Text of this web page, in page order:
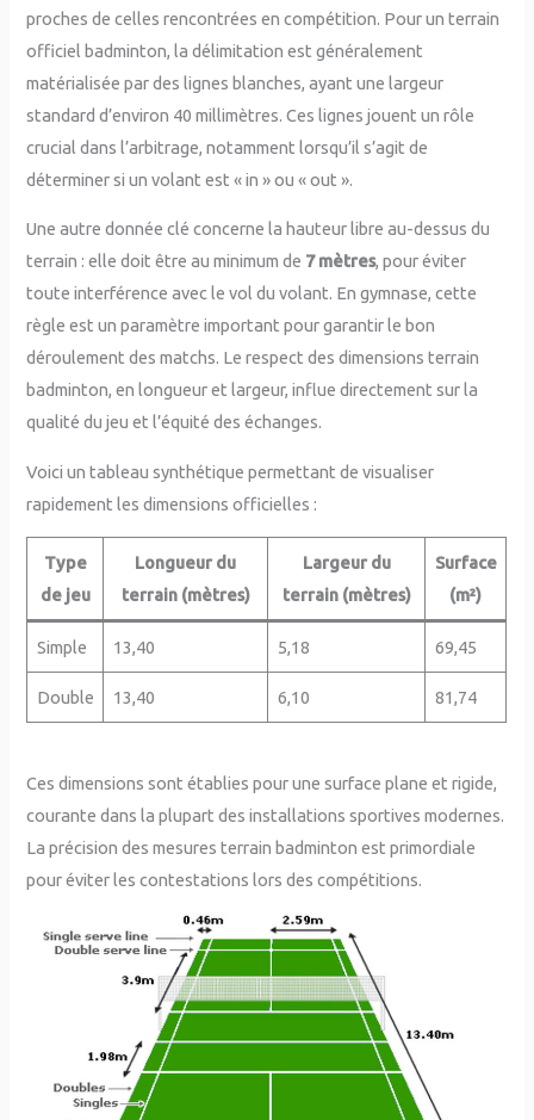
proches de celles rencontrées en compétition. Pour un terrain
officiel badminton, la délimitation est généralement
matérialisée par des lignes blanches, ayant une largeur
standard d’environ 40 millimètres. Ces lignes jouent un rôle
crucial dans l’arbitrage, notamment lorsqu’il s’agit de
déterminer si un volant est « in » ou « out ».
Une autre donnée clé concerne la hauteur libre au-dessus du
terrain : elle doit être au minimum de 7 mètres, pour éviter
toute interférence avec le vol du volant. En gymnase, cette
règle est un paramètre important pour garantir le bon
déroulement des matchs. Le respect des dimensions terrain
badminton, en longueur et largeur, influe directement sur la
qualité du jeu et l’équité des échanges.
Voici un tableau synthétique permettant de visualiser
rapidement les dimensions officielles :
Type
de jeu
Longueur du
terrain (mètres)
Largeur du
terrain (mètres)
Surface
(m²)
Simple 13,40 5,18 69,45
Double 13,40 6,10 81,74
Ces dimensions sont établies pour une surface plane et rigide,
courante dans la plupart des installations sportives modernes.
La précision des mesures terrain badminton est primordiale
pour éviter les contestations lors des compétitions.